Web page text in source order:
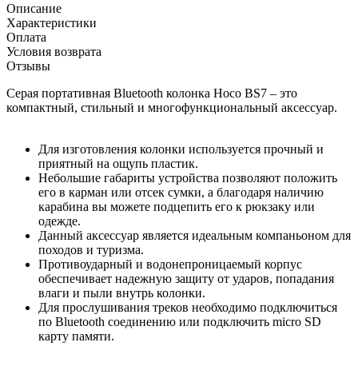
Описание
Характеристики
Оплата
Условия возврата
Отзывы
Серая портативная Bluetooth колонка Hoco BS7 – это
компактный, стильный и многофункциональный аксессуар.
Для изготовления колонки используется прочный и
приятный на ощупь пластик.
Небольшие габариты устройства позволяют положить
его в карман или отсек сумки, а благодаря наличию
карабина вы можете подцепить его к рюкзаку или
одежде.
Данный аксессуар является идеальным компаньоном для
походов и туризма.
Противоударный и водонепроницаемый корпус
обеспечивает надежную защиту от ударов, попадания
влаги и пыли внутрь колонки.
Для прослушивания треков необходимо подключиться
по Bluetooth соединению или подключить micro SD
карту памяти.